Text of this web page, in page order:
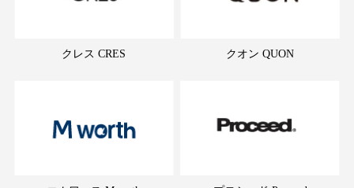
クレス CRES クオン QUON